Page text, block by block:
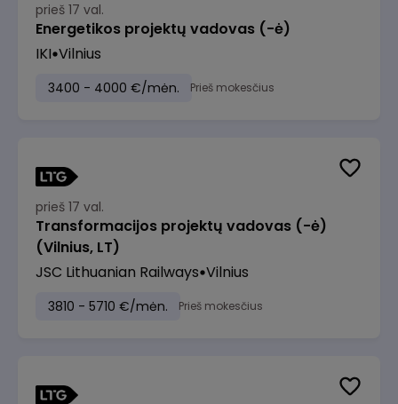
prieš 17 val.
Energetikos projektų vadovas (-ė)
IKI Vilnius
3400 - 4000 €/mėn. Prieš mokesčius
prieš 17 val.
Transformacijos projektų vadovas (-ė)
(Vilnius, LT)
JSC Lithuanian Railways Vilnius
3810 - 5710 €/mėn. Prieš mokesčius